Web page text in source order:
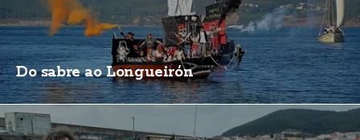
Do sabre ao Longueirón